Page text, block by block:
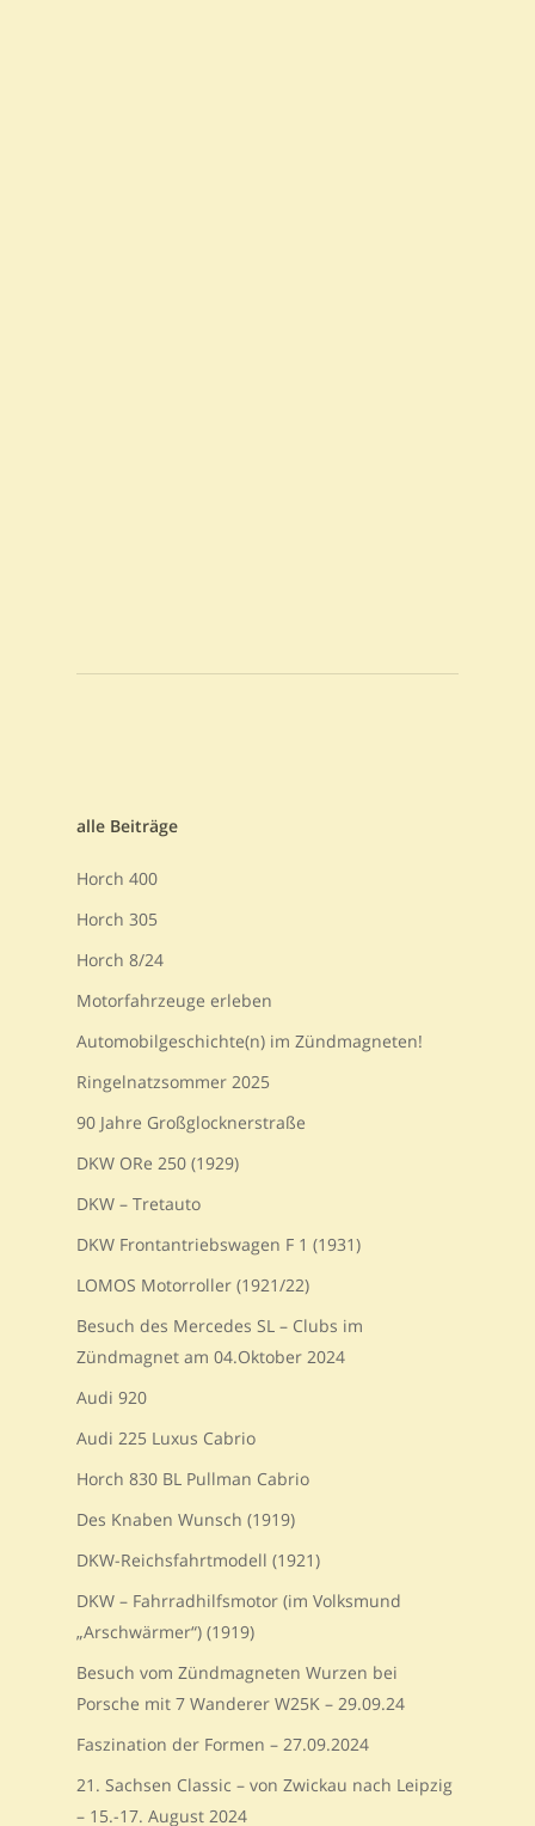
alle Beiträge
Horch 400
Horch 305
Horch 8/24
Motorfahrzeuge erleben
Automobilgeschichte(n) im Zündmagneten!
Ringelnatzsommer 2025
90 Jahre Großglocknerstraße
DKW ORe 250 (1929)
DKW – Tretauto
DKW Frontantriebswagen F 1 (1931)
LOMOS Motorroller (1921/22)
Besuch des Mercedes SL – Clubs im
Zündmagnet am 04.Oktober 2024
Audi 920
Audi 225 Luxus Cabrio
Horch 830 BL Pullman Cabrio
Des Knaben Wunsch (1919)
DKW-Reichsfahrtmodell (1921)
DKW – Fahrradhilfsmotor (im Volksmund
„Arschwärmer“) (1919)
Besuch vom Zündmagneten Wurzen bei
Porsche mit 7 Wanderer W25K – 29.09.24
Faszination der Formen – 27.09.2024
21. Sachsen Classic – von Zwickau nach Leipzig
– 15.-17. August 2024